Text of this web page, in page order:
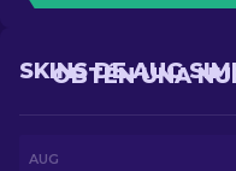
OBTÉN UNA
SKINS DE AUG
AUG